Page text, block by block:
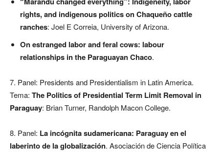
rights, and indigenous politics on Chaqueño cattle
ranches: Joel E Correia, University of Arizona.
On estranged labor and feral cows: labour
relationships in the Paraguayan Chaco.
7. Panel: Presidents and Presidentialism in Latin America.
Tema: The Politics of Presidential Term Limit Removal in
Paraguay: Brian Turner, Randolph Macon College.
8. Panel: La incógnita sudamericana: Paraguay en el
laberinto de la globalización. Asociación de Ciencia Política